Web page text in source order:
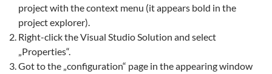
project with the context menu (it appears bold in the
project explorer).
Right-click the Visual Studio Solution and select
„Properties“.
Got to the „configuration“ page in the appearing window